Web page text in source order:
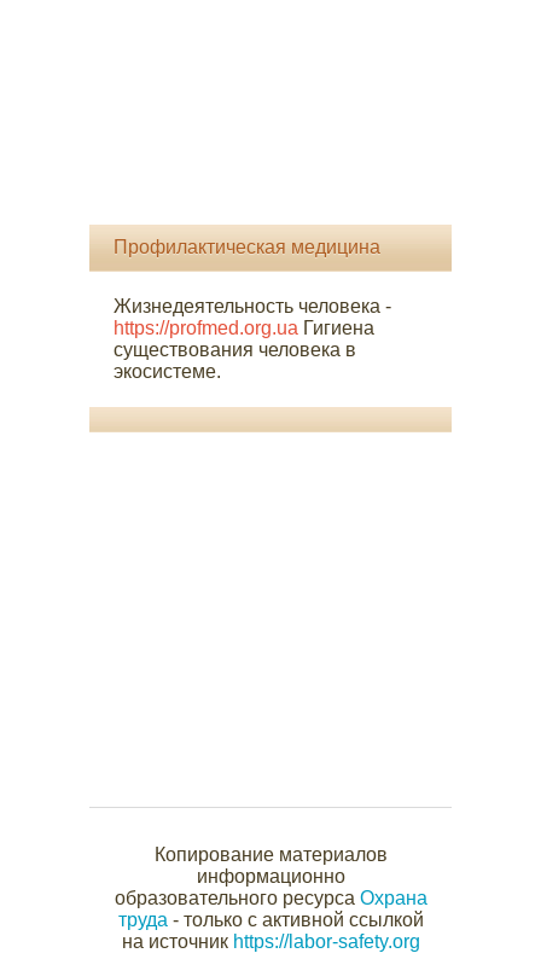
Профилактическая медицина
Жизнедеятельность человека -
https://profmed.org.ua Гигиена
существования человека в
экосистеме.
Копирование материалов
информационно
образовательного ресурса Охрана
труда - только с активной ссылкой
на источник https://labor-safety.org